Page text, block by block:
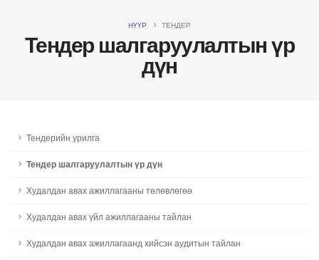
НҮҮР ТЕНДЕР
Тендер шалгаруулалтын үр
дүн
Тендерийн урилга
Тендер шалгаруулалтын үр дүн
Худалдан авах ажиллагааны төлөвлөгөө
Худалдан авах үйл ажиллагааны тайлан
Худалдан авах ажиллагаанд хийсэн аудитын тайлан